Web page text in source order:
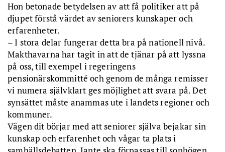
Hon betonade betydelsen av att få politiker att på
djupet förstå värdet av seniorers kunskaper och
erfarenheter.
– I stora delar fungerar detta bra på nationell nivå.
Makthavarna har tagit in att de tjänar på att lyssna
på oss, till exempel i regeringens
pensionärskommitté och genom de många remisser
vi numera självklart ges möjlighet att svara på. Det
synsättet måste anammas ute i landets regioner och
kommuner.
Vägen dit börjar med att seniorer själva bejakar sin
kunskap och erfarenhet och vågar ta plats i